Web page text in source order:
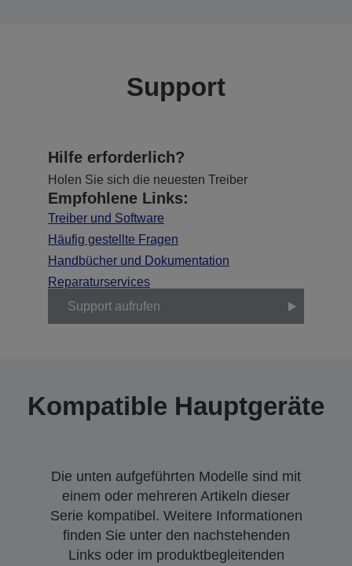
Support
Hilfe erforderlich?
Holen Sie sich die neuesten Treiber
Empfohlene Links:
Treiber und Software
Häufig gestellte Fragen
Handbücher und Dokumentation
Reparaturservices
Support aufrufen
Kompatible Hauptgeräte
Die unten aufgeführten Modelle sind mit
einem oder mehreren Artikeln dieser
Serie kompatibel. Weitere Informationen
finden Sie unter den nachstehenden
Links oder im produktbegleitenden